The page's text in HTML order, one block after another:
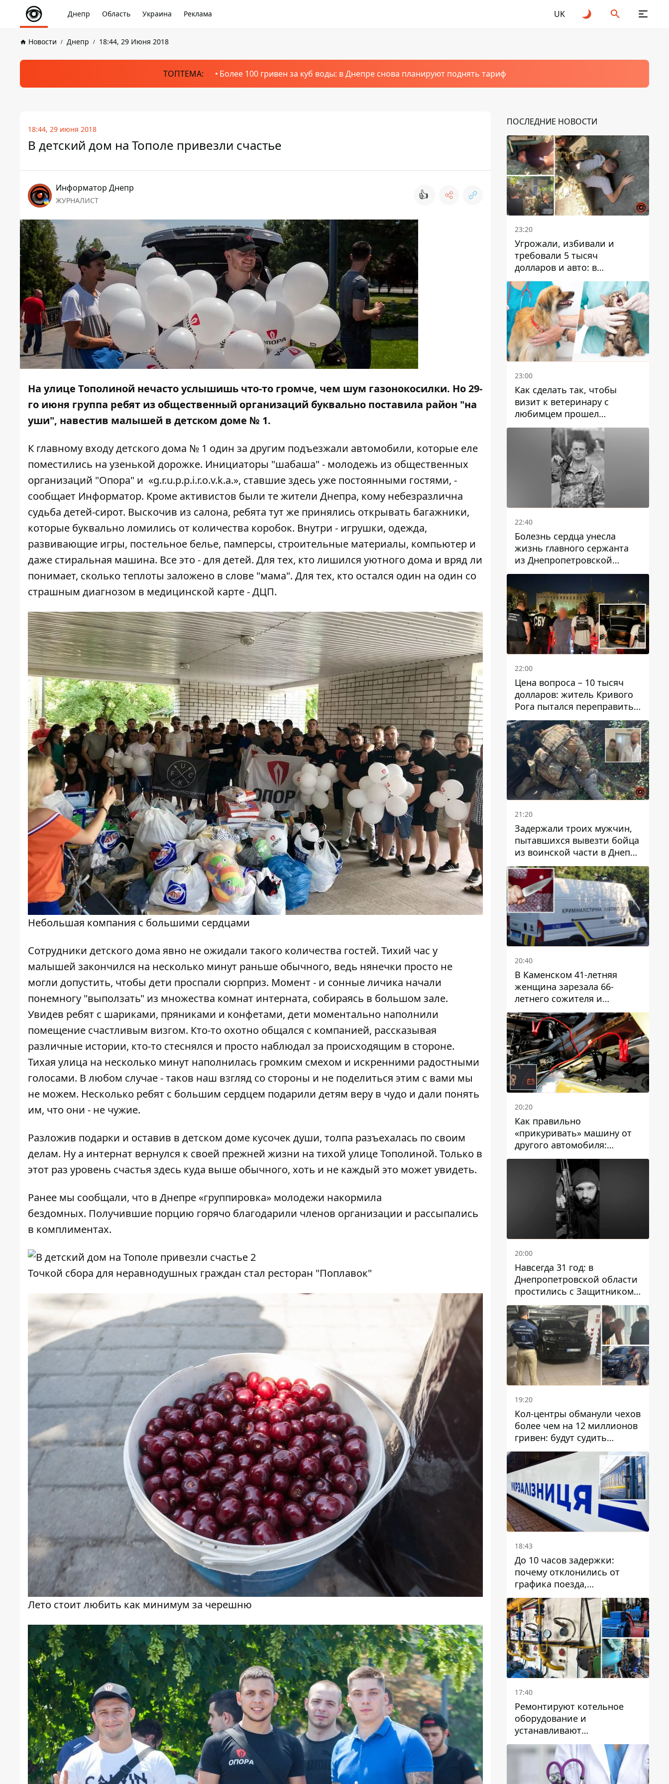
Днепр Область Украина Реклама UK
Новости Днепр 18:44, 29 Июня 2018
ТОПТЕМА: Более 100 гривен за куб воды: в Днепре снова планируют поднять тариф
18:44, 29 июня 2018
В детский дом на Тополе привезли счастье
Информатор Днепр
ЖУРНАЛИСТ 👍
На улице Тополиной нечасто услышишь что-то громче, чем шум газонокосилки. Но 29-
го июня группа ребят из общественный организаций буквально поставила район "на
уши", навестив малышей в детском доме № 1.
К главному входу детского дома № 1 один за другим подъезжали автомобили, которые еле
поместились на узенькой дорожке. Инициаторы "шабаша" - молодежь из общественных
организаций "Опора" и «g.r.u.p.p.i.r.o.v.k.a.», ставшие здесь уже постоянными гостями, -
сообщает Информатор. Кроме активистов были те жители Днепра, кому небезразлична
судьба детей-сирот. Выскочив из салона, ребята тут же принялись открывать багажники,
которые буквально ломились от количества коробок. Внутри - игрушки, одежда,
развивающие игры, постельное белье, памперсы, строительные материалы, компьютер и
даже стиральная машина. Все это - для детей. Для тех, кто лишился уютного дома и вряд ли
понимает, сколько теплоты заложено в слове "мама". Для тех, кто остался один на один со
страшным диагнозом в медицинской карте - ДЦП.
Небольшая компания с большими сердцами
Сотрудники детского дома явно не ожидали такого количества гостей. Тихий час у
малышей закончился на несколько минут раньше обычного, ведь нянечки просто не
могли допустить, чтобы дети проспали сюрприз. Момент - и сонные личика начали
понемногу "выползать" из множества комнат интерната, собираясь в большом зале.
Увидев ребят с шариками, пряниками и конфетами, дети моментально наполнили
помещение счастливым визгом. Кто-то охотно общался с компанией, рассказывая
различные истории, кто-то стеснялся и просто наблюдал за происходящим в стороне.
Тихая улица на несколько минут наполнилась громким смехом и искренними радостными
голосами. В любом случае - таков наш взгляд со стороны и не поделиться этим с вами мы
не можем. Несколько ребят с большим сердцем подарили детям веру в чудо и дали понять
им, что они - не чужие.
Разложив подарки и оставив в детском доме кусочек души, толпа разъехалась по своим
делам. Ну а интернат вернулся к своей прежней жизни на тихой улице Тополиной. Только в
этот раз уровень счастья здесь куда выше обычного, хоть и не каждый это может увидеть.
Ранее мы сообщали, что в Днепре «группировка» молодежи накормила
бездомных. Получившие порцию горячо благодарили членов организации и рассыпались
в комплиментах.
Точкой сбора для неравнодушных граждан стал ресторан "Поплавок"
Лето стоит любить как минимум за черешню
ПОСЛЕДНИЕ НОВОСТИ
23:20
Угрожали, избивали и
требовали 5 тысяч
долларов и авто: в
Павлограде задержали двух
мужчин
23:00
Как сделать так, чтобы
визит к ветеринару с
любимцем прошел
спокойно: простые советы
22:40
Болезнь сердца унесла
жизнь главного сержанта
из Днепропетровской
области Юрия Свистуна
22:00
Цена вопроса – 10 тысяч
долларов: житель Кривого
Рога пытался переправить
мужчину в Словакию
21:20
Задержали троих мужчин,
пытавшихся вывезти бойца
из воинской части в Днепр
за 7 тысяч долларов: среди
них был врач
20:40
В Каменском 41-летняя
женщина зарезала 66-
летнего сожителя и
пыталась обмануть
полицейских
20:20
Как правильно
«прикуривать» машину от
другого автомобиля:
инструкция для водителей
20:00
Навсегда 31 год: в
Днепропетровской области
простились с Защитником
Александром Репиным
19:20
Кол-центры обманули чехов
более чем на 12 миллионов
гривен: будут судить
днепрянина,
организовавшего
транснациональную
преступную организацию
18:43
До 10 часов задержки:
почему отклонились от
графика поезда,
курсирующие через Днепр
и область
17:40
Ремонтируют котельное
оборудование и
устанавливают
генераторные установки:
как в Днепре готовятся к
отопительному сезону